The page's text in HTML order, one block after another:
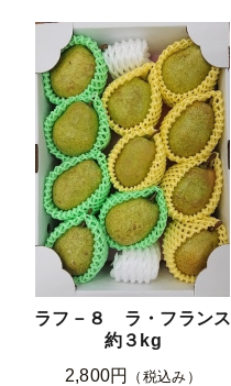
ラフ－８ ラ・フランス
約３kg
2,800円
（税込み）